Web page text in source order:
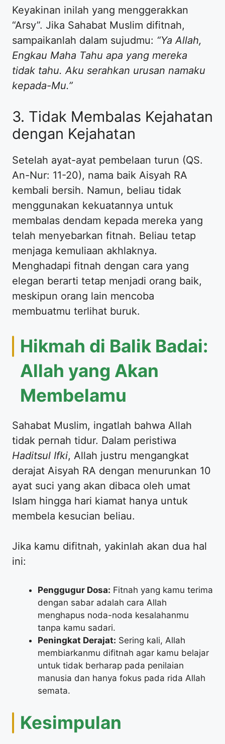
​Keyakinan inilah yang menggerakkan
“Arsy”. Jika Sahabat Muslim difitnah,
sampaikanlah dalam sujudmu: “Ya Allah,
Engkau Maha Tahu apa yang mereka
tidak tahu. Aku serahkan urusan namaku
kepada-Mu.”
​3. Tidak Membalas Kejahatan
dengan Kejahatan
​Setelah ayat-ayat pembelaan turun (QS.
An-Nur: 11-20), nama baik Aisyah RA
kembali bersih. Namun, beliau tidak
menggunakan kekuatannya untuk
membalas dendam kepada mereka yang
telah menyebarkan fitnah. Beliau tetap
menjaga kemuliaan akhlaknya.
Menghadapi fitnah dengan cara yang
elegan berarti tetap menjadi orang baik,
meskipun orang lain mencoba
membuatmu terlihat buruk.
​Hikmah di Balik Badai:
Allah yang Akan
Membelamu
​Sahabat Muslim, ingatlah bahwa Allah
tidak pernah tidur. Dalam peristiwa
Haditsul Ifki, Allah justru mengangkat
derajat Aisyah RA dengan menurunkan 10
ayat suci yang akan dibaca oleh umat
Islam hingga hari kiamat hanya untuk
membela kesucian beliau.
​Jika kamu difitnah, yakinlah akan dua hal
ini:
Penggugur Dosa: Fitnah yang kamu terima
dengan sabar adalah cara Allah
menghapus noda-noda kesalahanmu
tanpa kamu sadari.
Peningkat Derajat: Sering kali, Allah
membiarkanmu difitnah agar kamu belajar
untuk tidak berharap pada penilaian
manusia dan hanya fokus pada rida Allah
semata.
​Kesimpulan